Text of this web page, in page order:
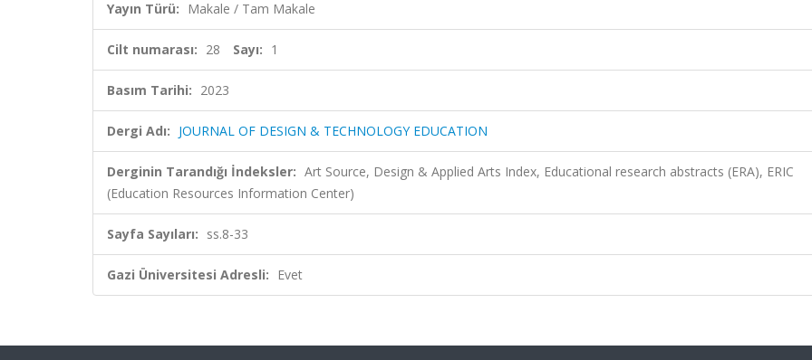
Yayın Türü: Makale / Tam Makale
Cilt numarası: 28 Sayı: 1
Basım Tarihi: 2023
Dergi Adı: JOURNAL OF DESIGN & TECHNOLOGY EDUCATION
Derginin Tarandığı İndeksler: Art Source, Design & Applied Arts Index, Educational research abstracts (ERA), ERIC
(Education Resources Information Center)
Sayfa Sayıları: ss.8-33
Gazi Üniversitesi Adresli: Evet